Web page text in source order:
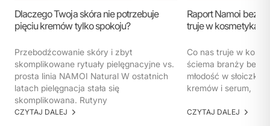
Dlaczego Twoja skóra nie potrzebuje
pięciu kremów tylko spokoju?
Przebodźcowanie skóry i zbyt
skomplikowane rytuały pielęgnacyjne vs.
prosta linia NAMOI Natural W ostatnich
latach pielęgnacja stała się
skomplikowana. Rutyny
CZYTAJ DALEJ
Raport Namoi bez
truje w
Co nas truje w
ściema branży
młodość w
kremów i serum,
CZYTAJ DALEJ